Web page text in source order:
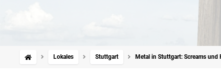
Lokales Stuttgart Metal in Stuttgart: Screams und